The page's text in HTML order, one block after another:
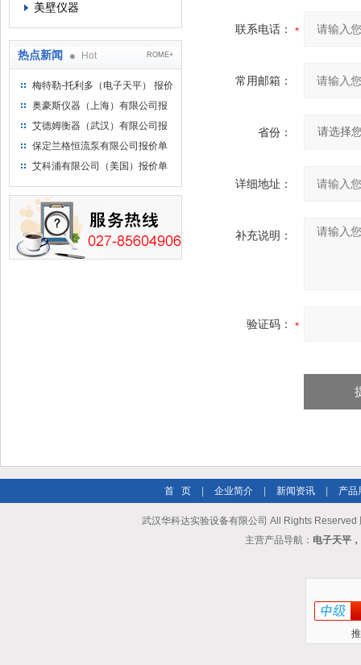
美壁仪器
热点新闻 Hot ROME+
梅特勒-托利多（电子天平） 报价
单
奥豪斯仪器（上海）有限公司报
价单
艾德姆衡器（武汉）有限公司报
价单
保定兰格恒流泵有限公司报价单
艾科浦有限公司（美国）报价单
联系电话：
常用邮箱：
省份：
详细地址：
补充说明：
验证码：
首 页 企业简介 新闻资讯 产品
武汉华科达实验设备有限公司 All Rights Reserved
主营产品导航： 电子天平